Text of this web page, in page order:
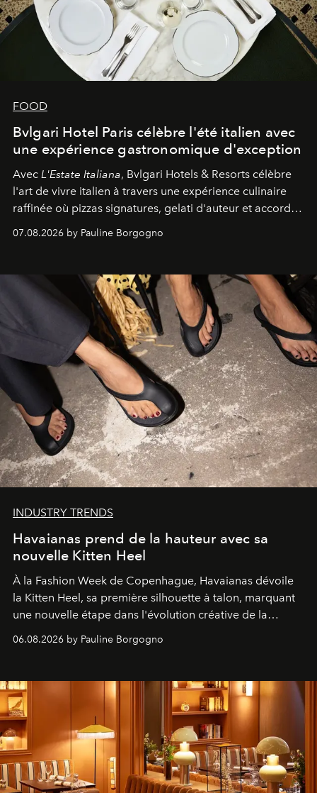
FOOD
Bvlgari Hotel Paris célèbre l'été italien avec
une expérience gastronomique d'exception
Avec L'Estate Italiana, Bvlgari Hotels & Resorts célèbre
l'art de vivre italien à travers une expérience culinaire
raffinée où pizzas signatures, gelati d'auteur et accords
07.08.2026 by Pauline Borgogno
INDUSTRY TRENDS
Havaianas prend de la hauteur avec sa
nouvelle Kitten Heel
À la Fashion Week de Copenhague, Havaianas dévoile
la Kitten Heel, sa première silhouette à talon, marquant
une nouvelle étape dans l'évolution créative de la
06.08.2026 by Pauline Borgogno